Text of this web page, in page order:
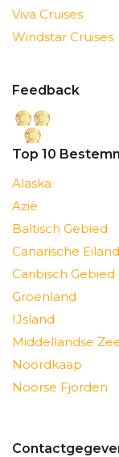
Viva Cruises
Windstar Cruises
Feedback
Top 10
Alaska
Azië
Baltisch Gebied
Canarische
Caribisch Gebied
Groenland
IJsland
Middellandse
Noordkaap
Noorse Fjorden